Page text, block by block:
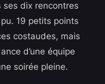
ses dix rencontres
pu. 19 petits points
costaudes, mais
d’une équipe
soirée pleine.